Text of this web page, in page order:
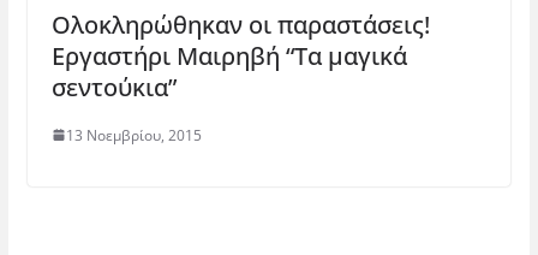
Ολοκληρώθηκαν οι παραστάσεις!
Εργαστήρι Μαιρηβή “Τα μαγικά
σεντούκια”
13 Νοεμβρίου, 2015